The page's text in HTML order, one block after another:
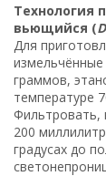
Технология
вьющийся (
Для
граммов,
температуре
Фильтровать,
200
градусах до